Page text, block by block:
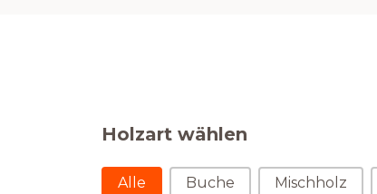
Holzart wählen
Holzart wählen
Alle Buche Mischholz